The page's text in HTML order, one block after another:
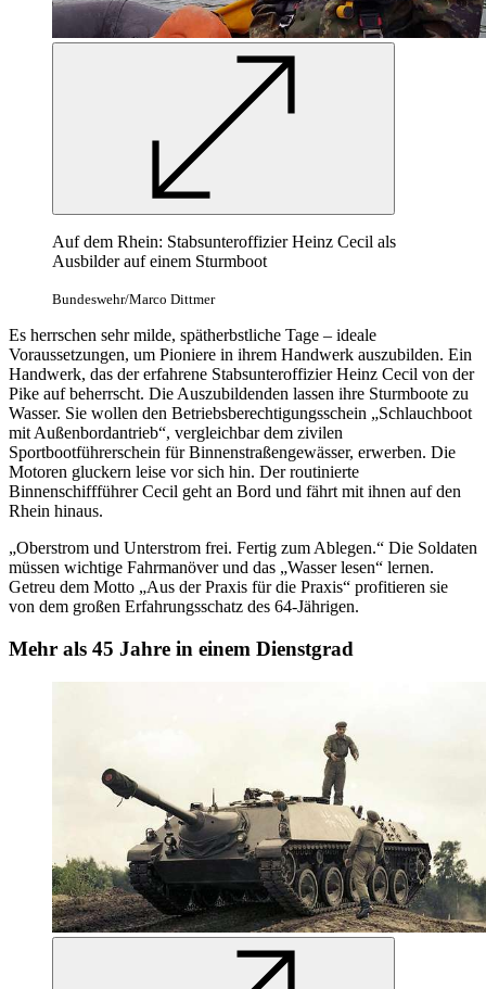
Auf dem Rhein: Stabsunteroffizier Heinz Cecil als
Ausbilder auf einem Sturmboot
Bundeswehr/Marco Dittmer
Es herrschen sehr milde, spätherbstliche Tage – ideale
Voraussetzungen, um Pioniere in ihrem Handwerk auszubilden. Ein
Handwerk, das der erfahrene Stabsunteroffizier Heinz Cecil von der
Pike auf beherrscht. Die Auszubildenden lassen ihre Sturmboote zu
Wasser. Sie wollen den Betriebsberechtigungsschein „Schlauchboot
mit Außenbordantrieb“, vergleichbar dem zivilen
Sportbootführerschein für Binnenstraßengewässer, erwerben. Die
Motoren gluckern leise vor sich hin. Der routinierte
Binnenschiffführer Cecil geht an Bord und fährt mit ihnen auf den
Rhein hinaus.
„Oberstrom und Unterstrom frei. Fertig zum Ablegen.“ Die Soldaten
müssen wichtige Fahrmanöver und das „Wasser lesen“ lernen.
Getreu dem Motto „Aus der Praxis für die Praxis“ profitieren sie
von dem großen Erfahrungsschatz des 64-Jährigen.
Mehr als 45 Jahre in einem Dienstgrad